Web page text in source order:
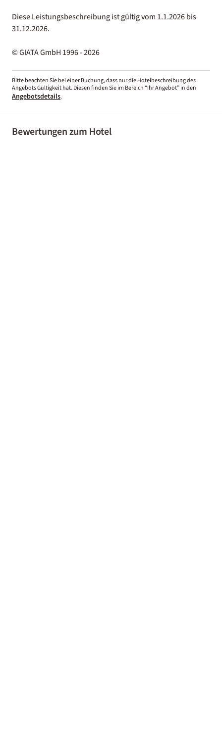
Diese Leistungsbeschreibung ist gültig vom 1.1.2026 bis
31.12.2026.
© GIATA GmbH 1996 - 2026
Bitte beachten Sie bei einer Buchung, dass nur die Hotelbeschreibung des
Angebots Gültigkeit hat. Diesen finden Sie im Bereich “Ihr Angebot” in den
Angebotsdetails.
Bewertungen zum Hotel